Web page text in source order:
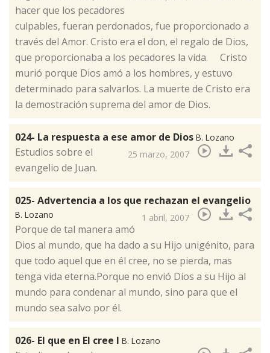
hacer que los pecadores
culpables, fueran perdonados, fue proporcionado a
través del Amor. Cristo era el don, el regalo de Dios,
que proporcionaba a los pecadores la vida. Cristo
murió porque Dios amó a los hombres, y estuvo
determinado para salvarlos. La muerte de Cristo era
la demostración suprema del amor de Dios.
024- La respuesta a ese amor de Dios B. Lozano
25 marzo, 2007
Estudios sobre el
evangelio de Juan.
025- Advertencia a los que rechazan el evangelio
B. Lozano 1 abril, 2007
Porque de tal manera amó
Dios al mundo, que ha dado a su Hijo unigénito, para
que todo aquel que en él cree, no se pierda, mas
tenga vida eterna.Porque no envió Dios a su Hijo al
mundo para condenar al mundo, sino para que el
mundo sea salvo por él.
026- El que en El cree I B. Lozano